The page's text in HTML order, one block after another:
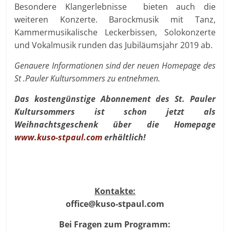
Besondere Klangerlebnisse bieten auch die
weiteren Konzerte. Barockmusik mit Tanz,
Kammermusikalische Leckerbissen, Solokonzerte
und Vokalmusik runden das Jubiläumsjahr 2019 ab.
Genauere Informationen sind der neuen Homepage des
St .Pauler Kultursommers zu entnehmen.
Das kostengünstige Abonnement des St. Pauler
Kultursommers ist schon jetzt als
Weihnachtsgeschenk über die Homepage
www.kuso-stpaul.comerhältlich!
Kontakte:
office@kuso-stpaul.com
Bei Fragen zum Programm: